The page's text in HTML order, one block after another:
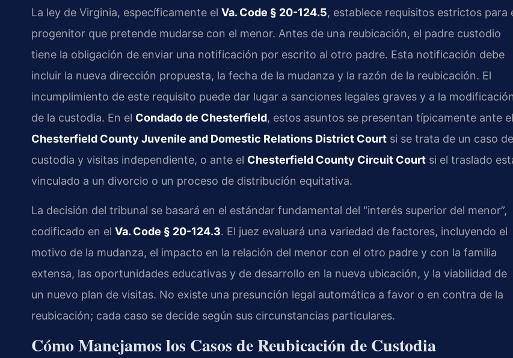
La ley de Virginia, específicamente el Va. Code § 20-124.5, establece requisitos estrictos para
progenitor que pretende mudarse con el menor. Antes de una reubicación, el padre custodio
tiene la obligación de enviar una notificación por escrito al otro padre. Esta notificación debe
incluir la nueva dirección propuesta, la fecha de la mudanza y la razón de la reubicación. El
incumplimiento de este requisito puede dar lugar a sanciones legales graves y a la modificación
de la custodia. En el Condado de Chesterfield, estos asuntos se presentan típicamente ante el
Chesterfield County Juvenile and Domestic Relations District Court si se trata de un caso de
custodia y visitas independiente, o ante el Chesterfield County Circuit Court si el traslado
vinculado a un divorcio o un proceso de distribución equitativa.
La decisión del tribunal se basará en el estándar fundamental del “interés superior del menor”,
codificado en el Va. Code § 20-124.3. El juez evaluará una variedad de factores, incluyendo el
motivo de la mudanza, el impacto en la relación del menor con el otro padre y con la familia
extensa, las oportunidades educativas y de desarrollo en la nueva ubicación, y la viabilidad de
un nuevo plan de visitas. No existe una presunción legal automática a favor o en contra de la
reubicación; cada caso se decide según sus circunstancias particulares.
Cómo Manejamos los Casos de Reubicación de Custodia